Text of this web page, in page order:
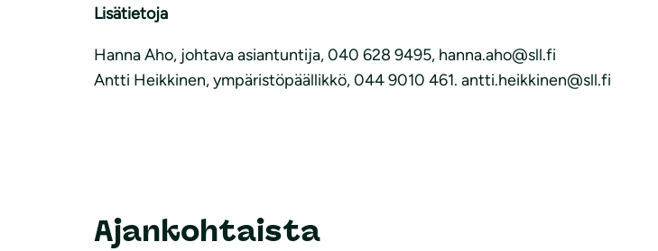
Lisätietoja
Hanna Aho, johtava asiantuntija, 040 628 9495, hanna.aho@sll.fi
Antti Heikkinen, ympäristöpäällikkö, 044 9010 461. antti.heikkinen@sll.fi
Ajankohtaista